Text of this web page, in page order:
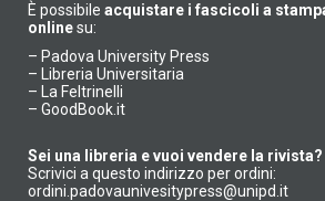
È possibile acquistare i fascicoli a
onlinesu:
– Padova University Press
–
Libreria Universitaria
–
La Feltrinelli
– GoodBook.it
Sei una libreria e vuoi vendere la rivista?
Scrivici a questo indirizzo per ordini:
ordini.padovaunivesitypress@unipd.it